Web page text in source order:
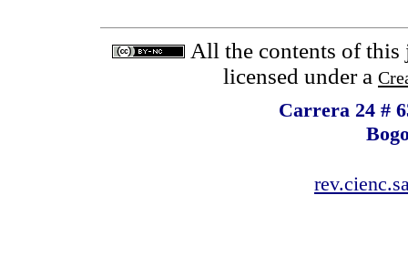
All the contents of this
licensed under a
Carrera 24 #